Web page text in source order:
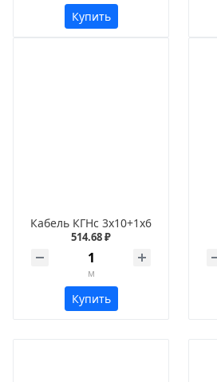
Купить
Кабель КГНс 3х10+1х6
514.68 ₽
м
Купить